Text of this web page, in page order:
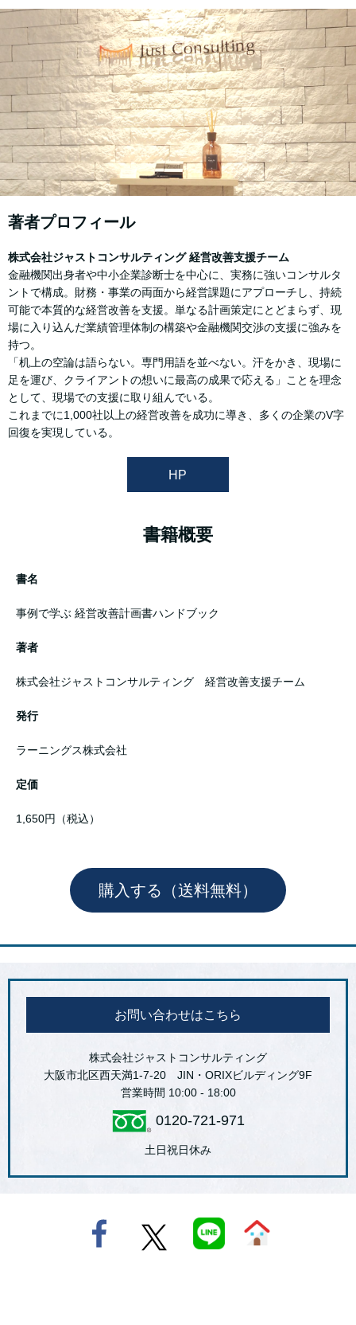
著者プロフィール
株式会社ジャストコンサルティング 経営改善支援チーム
金融機関出身者や中小企業診断士を中心に、実務に強いコンサルタ
ントで構成。財務・事業の両面から経営課題にアプローチし、持続
可能で本質的な経営改善を支援。単なる計画策定にとどまらず、現
場に入り込んだ業績管理体制の構築や金融機関交渉の支援に強みを
持つ。
「机上の空論は語らない。専門用語を並べない。汗をかき、現場に
足を運び、クライアントの想いに最高の成果で応える」ことを理念
として、現場での支援に取り組んでいる。
これまでに1,000社以上の経営改善を成功に導き、多くの企業のV字
回復を実現している。
HP
書籍概要
書名
事例で学ぶ 経営改善計画書ハンドブック
著者
株式会社ジャストコンサルティング 経営改善支援チーム
発行
ラーニングス株式会社
定価
1,650円（税込）
購入する（送料無料）
お問い合わせはこちら
株式会社ジャストコンサルティング
大阪市北区西天満1-7-20 JIN・ORIXビルディング9F
営業時間 10:00 - 18:00
0120-721-971
土日祝日休み